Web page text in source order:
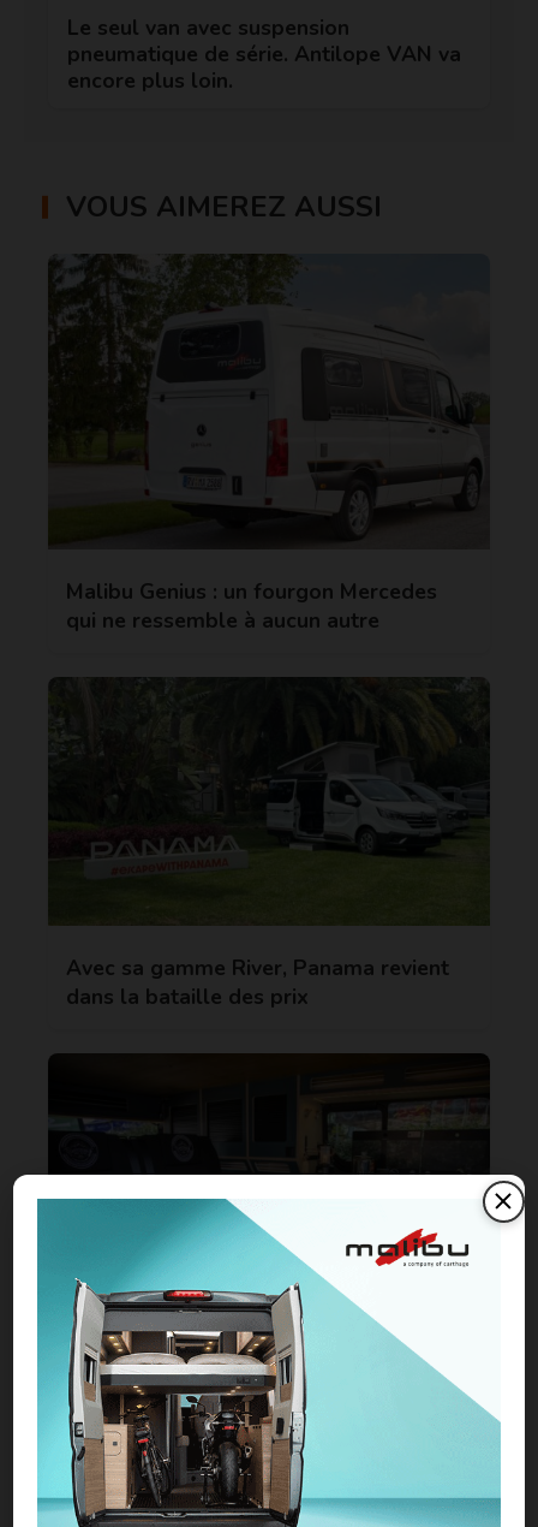
Le seul van avec suspension
pneumatique de série. Antilope VAN va
encore plus loin.
VOUS AIMEREZ AUSSI
Malibu Genius : un fourgon Mercedes
qui ne ressemble à aucun autre
Avec sa gamme River, Panama revient
dans la bataille des prix
Campervans Mont-Blanc s’attaque au
Renault Trafic